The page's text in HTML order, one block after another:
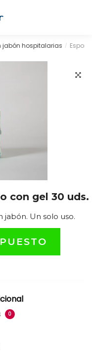
jabón hospitalarias /
con gel 30 uds.
jabón. Un solo uso.
0